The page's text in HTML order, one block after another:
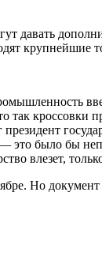
давать
крупнейшие
так
это было бы
влезет,
Но